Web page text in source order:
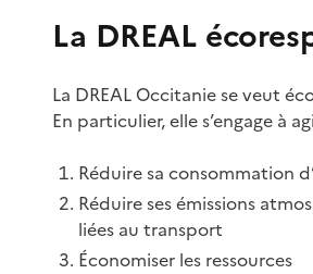
La DREAL
La DREAL Occitanie se veut
En particulier, elle s’engage à
Réduire sa consommation
Réduire ses émissions
liées au transport
Économiser les ressources